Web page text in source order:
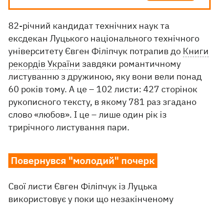
82-річний кандидат технічних наук та
ексдекан Луцького національного технічного
університету Євген Філіпчук потрапив до Книги
рекордів України завдяки романтичному
листуванню з дружиною, яку вони вели понад
60 років тому. А це – 102 листи: 427 сторінок
рукописного тексту, в якому 781 раз згадано
слово «любов». І це – лише один рік із
трирічного листування пари.
Повернувся "молодий" почерк
Свої листи Євген Філіпчук із Луцька
використовує у поки що незакінченому